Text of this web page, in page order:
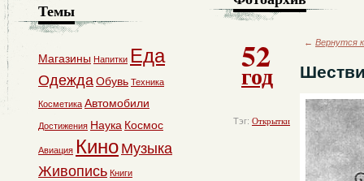
52
год
Тэг: Открытки
← Вернутся
Темы
Магазины Напитки Еда
ОдеждаОбувь Техника
Косметика Автомобили
Достижения Наука Космос
Авиация Кино Музыка
Живопись Книги